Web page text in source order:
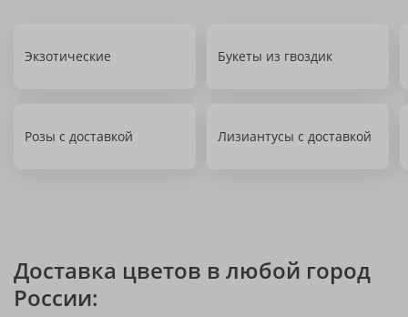
Экзотические Букеты из гвоздик
Розы с доставкой Лизиантусы с доставкой
Доставка цветов в любой город
России: